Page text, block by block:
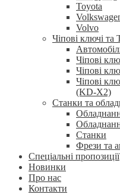
Toyota
Volvo
Чіпові ключі та
Чіпові
Чіпові
Чіпові
(KD-X2)
Станки та
Станки
Фрези та
Спеціальні пропозиції
Новинки
Про нас
Контакти